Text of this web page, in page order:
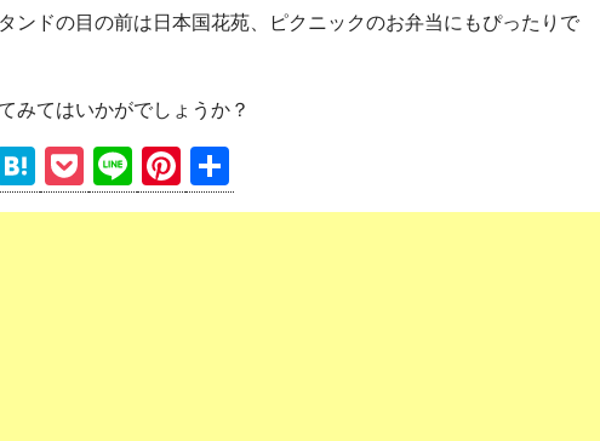
ンドの目の前は日本国花苑、ピクニックのお弁当にもぴったりで
みてはいかがでしょうか？
F
H
at
P
o
Li
n
Pi
nt 有